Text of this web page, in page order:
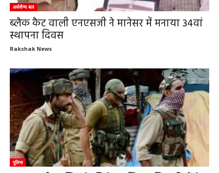
अर्धसैन्य बल
ब्लैक कैट वाली एनएसजी ने मानेसर में मनाया 34वां
स्थापना दिवस
Rakshak News
पुलिस